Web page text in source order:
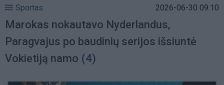
Sportas 2026-06-30 09:10
Marokas nokautavo Nyderlandus,
Paragvajus po baudinių serijos išsiuntė
Vokietiją namo (4)